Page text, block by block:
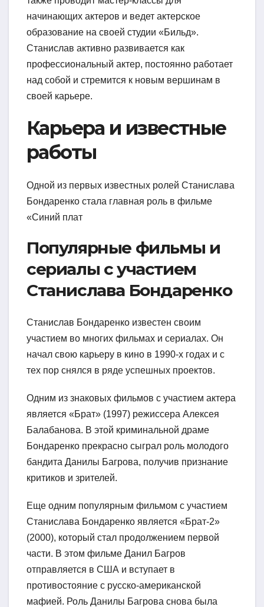
начинающих актеров и ведет актерское
образование на своей студии «Бильд».
Станислав активно развивается как
профессиональный актер, постоянно работает
над собой и стремится к новым вершинам в
своей карьере.
Карьера и известные
работы
Одной из первых известных ролей Станислава
Бондаренко стала главная роль в фильме
«Синий плат
Популярные фильмы и
сериалы с участием
Станислава Бондаренко
Станислав Бондаренко известен своим
участием во многих фильмах и сериалах. Он
начал свою карьеру в кино в 1990-х годах и с
тех пор снялся в ряде успешных проектов.
Одним из знаковых фильмов с участием актера
является «Брат» (1997) режиссера Алексея
Балабанова. В этой криминальной драме
Бондаренко прекрасно сыграл роль молодого
бандита Данилы Багрова, получив признание
критиков и зрителей.
Еще одним популярным фильмом с участием
Станислава Бондаренко является «Брат-2»
(2000), который стал продолжением первой
части. В этом фильме Данил Багров
отправляется в США и вступает в
противостояние с русско-американской
мафией. Роль Данилы Багрова снова была